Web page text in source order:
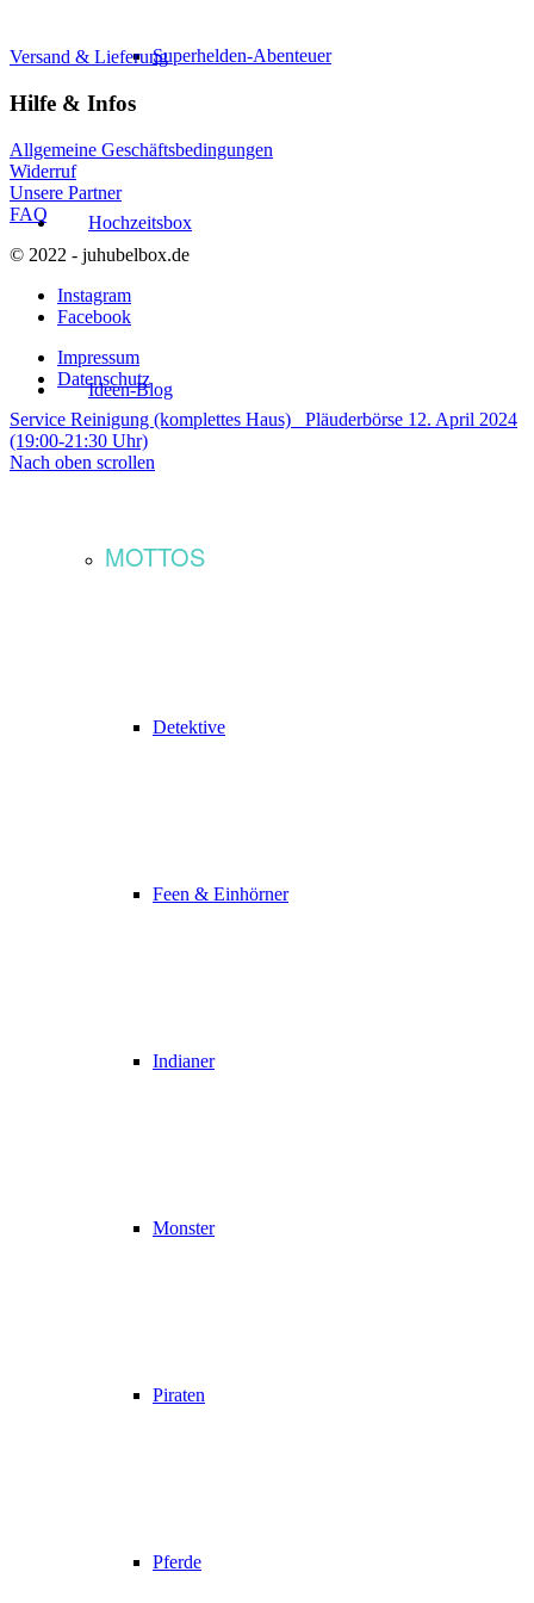
Superhelden-Abenteuer
Hochzeitsbox
Ideen-Blog
MOTTOS
Detektive
Feen & Einhörner
Indianer
Monster
Piraten
Pferde
Versand & Lieferung
Hilfe & Infos
Allgemeine Geschäftsbedingungen
Widerruf
Unsere Partner
FAQ
© 2022 - juhubelbox.de
Instagram
Facebook
Impressum
Datenschutz
Service Reinigung (komplettes Haus)
Pläuderbörse 12. April 2024
(19:00-21:30 Uhr)
Nach oben scrollen